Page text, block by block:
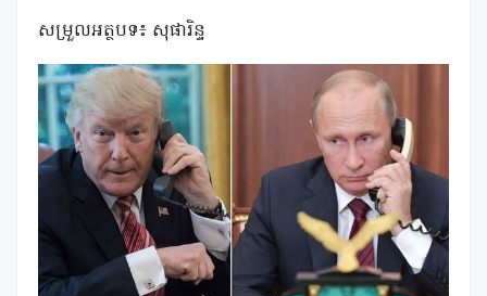
សម្រួលអត្ថបទ៖ សុផារិន្ទ